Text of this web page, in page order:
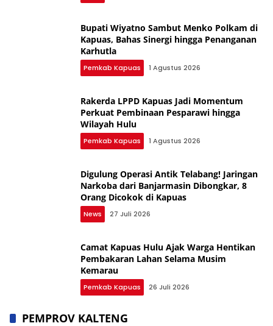
Bupati Wiyatno Sambut Menko Polkam di
Kapuas, Bahas Sinergi hingga Penanganan
Karhutla
Pemkab Kapuas 1 Agustus 2026
Rakerda LPPD Kapuas Jadi Momentum
Perkuat Pembinaan Pesparawi hingga
Wilayah Hulu
Pemkab Kapuas 1 Agustus 2026
Digulung Operasi Antik Telabang! Jaringan
Narkoba dari Banjarmasin Dibongkar, 8
Orang Dicokok di Kapuas
News 27 Juli 2026
Camat Kapuas Hulu Ajak Warga Hentikan
Pembakaran Lahan Selama Musim
Kemarau
Pemkab Kapuas 26 Juli 2026
PEMPROV KALTENG